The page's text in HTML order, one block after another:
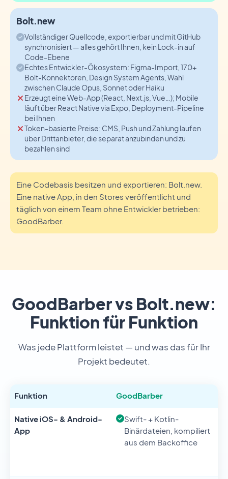
Bolt.new
Vollständiger Quellcode, exportierbar und mit GitHub
synchronisiert — alles gehört Ihnen, kein Lock-in auf
Code-Ebene
Echtes Entwickler-Ökosystem: Figma-Import, 170+
Bolt-Konnektoren, Design System Agents, Wahl
zwischen Claude Opus, Sonnet oder Haiku
Erzeugt eine Web-App (React, Next.js, Vue…); Mobile
läuft über React Native via Expo, Deployment-Pipeline
bei Ihnen
Token-basierte Preise; CMS, Push und Zahlung laufen
über Drittanbieter, die separat anzubinden und zu
bezahlen sind
Eine Codebasis besitzen und exportieren: Bolt.new.
Eine native App, in den Stores veröffentlicht und
täglich von einem Team ohne Entwickler betrieben:
GoodBarber.
GoodBarber vs Bolt.new:
Funktion für Funktion
Was jede Plattform leistet — und was das für Ihr
Projekt bedeutet.
Funktion GoodBarber
Native iOS- & Android-
App
Swift- + Kotlin-
Binärdateien, kompiliert
aus dem Backoffice